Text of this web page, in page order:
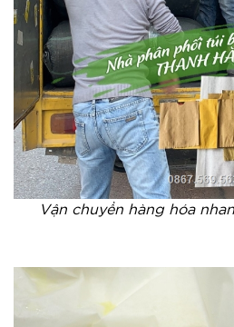
Vận chuyển hàng hóa